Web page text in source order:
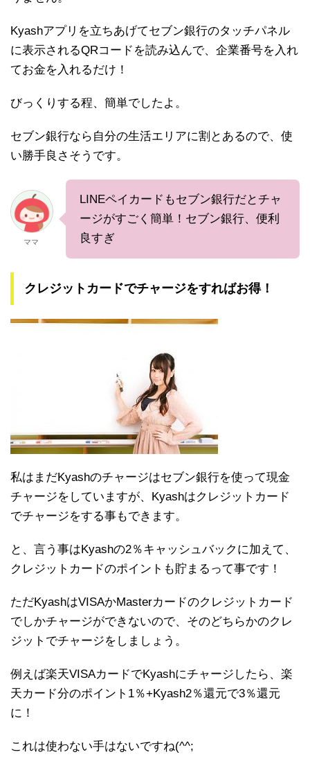
Kyashアプリを立ちあげてセブン銀行のタッチパネル
に表示されるQRコードを読み込んで、企業番号を入れ
てお金を入れるだけ！
びっくりする程、簡単でしたよ。
セブン銀行なら自分の生活エリアに割とあるので、使
い勝手良さそうです。
ママ
LINEペイカードもセブン銀行だとチャ
ージがすごく簡単！セブン銀行、便利
良すぎ
クレジットカードでチャージをすればお得！
私はまだKyashのチャージはセブン銀行を使って現金
チャージをしていますが、Kyashはクレジットカード
でチャージをする事もできます。
と、言う事はKyashの2％キャッシュバックに加えて、
クレジットカードのポイントも貯まるって事です！
ただKyashはVISAかMasterカードのクレジットカード
でしかチャージができないので、そのどちらかのクレ
ジットでチャージをしましょう。
例えば楽天VISAカードでKyashにチャージしたら、楽
天カード分のポイント1％+Kyash2％還元で3％還元
に！
これは使わない手はないですね(^^;